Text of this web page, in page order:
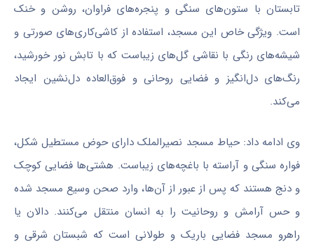
تابستان با ستون‌های سنگی و پنجره‌های فراوان، روشن و خنک
است. ویژگی خاص این مسجد، استفاده از کاشی‌کاری‌های صورتی و
شیشه‌های رنگی با نقاشی گل‌های زیباست که با تابش نور خورشید،
رنگ‌های دل‌انگیز و فضایی روحانی و فوق‌العاده دل‌نشین ایجاد
می‌کند.
وی ادامه داد: حیاط مسجد نصیرالملکدارای حوض مستطیل شکل،
فواره سنگی و آراسته با باغچه‌های زیباست. هشتی‌ها فضایی کوچک
و دنج هستند که پس از عبور از آن‌ها، وارد صحن وسیع مسجد شده
و حس آرامش و روحانیت را به انسان منتقل می‌کنند. دالان یا
راهرو مسجد فضایی باریک و طولانی است که شبستان شرقی و